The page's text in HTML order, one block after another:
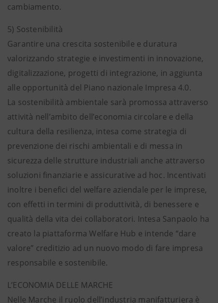
cambiamento.
5) Sostenibilità
Garantire una crescita sostenibile e duratura
valorizzando strategie e investimenti in innovazione,
digitalizzazione, progetti di integrazione, in aggiunta
alle opportunità del Piano nazionale Impresa 4.0.
La sostenibilità ambientale sarà promossa attraverso
attività nell’ambito dell’economia circolare e della
cultura della resilienza, intesa come strategia di
prevenzione dei rischi ambientali e di messa in
sicurezza delle strutture industriali anche attraverso
soluzioni finanziarie e assicurative ad hoc. Incentivati
inoltre i benefici del welfare aziendale per le imprese,
con effetti in termini di produttività, di benessere e
qualità della vita dei collaboratori. Intesa Sanpaolo ha
creato la piattaforma Welfare Hub e intende “dare
valore” creditizio ad un nuovo modo di fare impresa
responsabile e sostenibile.
L’ECONOMIA DELLE MARCHE
Nelle Marche il ruolo dell’industria manifatturiera è